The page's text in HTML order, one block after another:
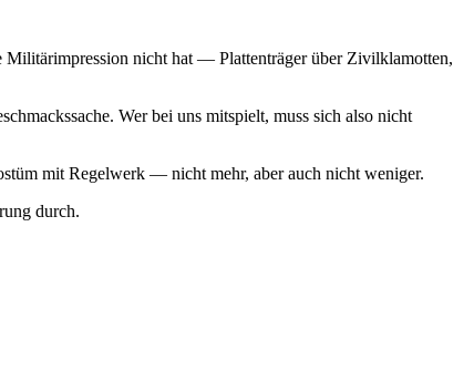
Militärimpression nicht hat — Plattenträger über Zivilklamotten,
Wer bei uns mitspielt, muss sich also nicht
mit Regelwerk — nicht mehr, aber auch nicht weniger.
durch.